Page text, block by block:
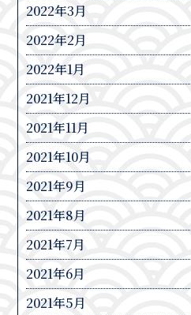
2022年3月
2022年2月
2022年1月
2021年12月
2021年11月
2021年10月
2021年9月
2021年8月
2021年7月
2021年6月
2021年5月